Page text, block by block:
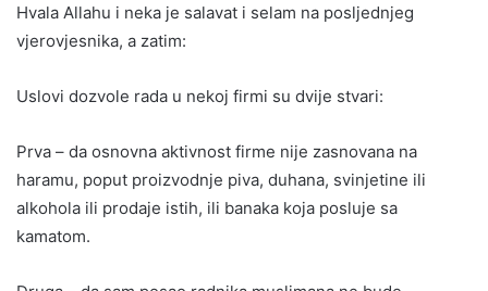
Hvala Allahu i neka je salavat i selam na posljednjeg
vjerovjesnika, a zatim:
Uslovi dozvole rada u nekoj firmi su dvije stvari:
Prva – da osnovna aktivnost firme nije zasnovana na
haramu, poput proizvodnje piva, duhana, svinjetine ili
alkohola ili prodaje istih, ili banaka koja posluje sa
kamatom.